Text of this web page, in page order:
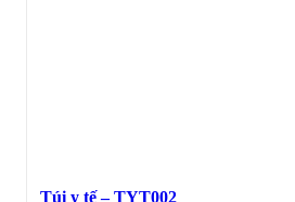
Túi y tế – TYT002